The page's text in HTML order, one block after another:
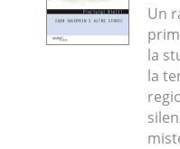
Un
la
la